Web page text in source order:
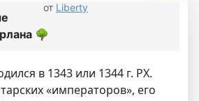
от Liberty
🌳
в 1343 или 1344 г. РХ.
«императоров», его